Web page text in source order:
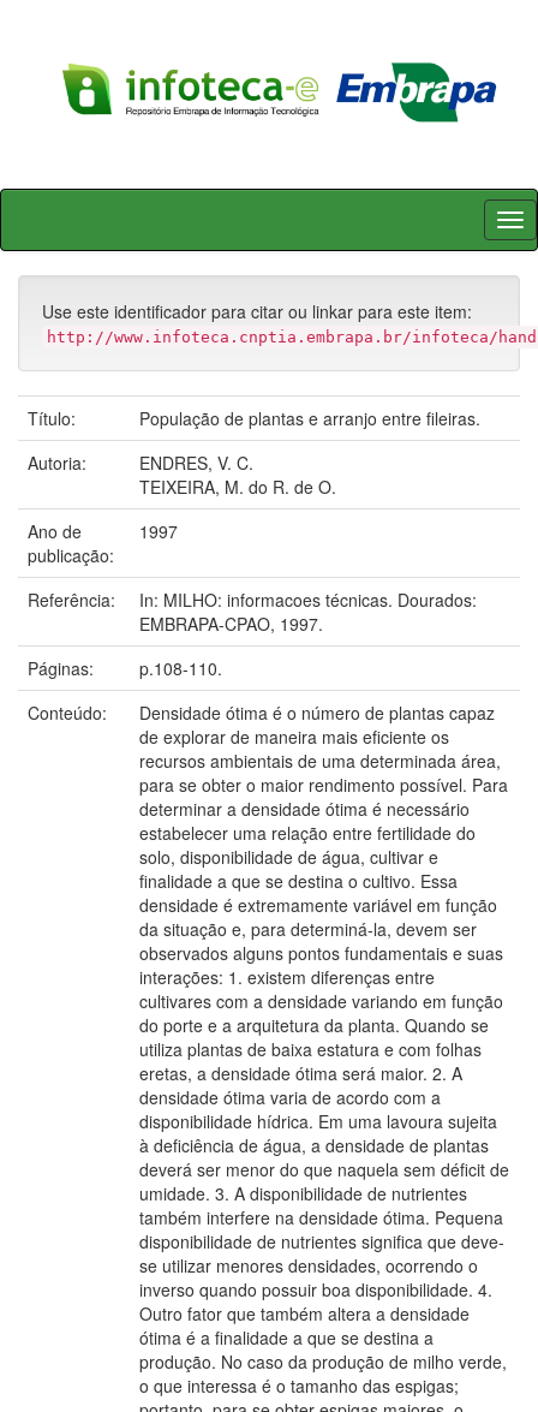
Skip
Use este identificador para citar ou linkar para este item:
http://www.infoteca.cnptia.embrapa.br/infoteca/
Título:
População de plantas e arranjo entre fileiras.
Autoria:
ENDRES, V. C.
TEIXEIRA, M. do R. de O.
Ano de
publicação:
1997
Referência:
In: MILHO: informacoes técnicas. Dourados:
EMBRAPA-CPAO, 1997.
Páginas:
p.108-110.
Conteúdo:
Densidade ótima é o número de plantas capaz
de explorar de maneira mais eficiente os
recursos ambientais de uma determinada área,
para se obter o maior rendimento possível. Para
determinar a densidade ótima é necessário
estabelecer uma relação entre fertilidade do
solo, disponibilidade de água, cultivar e
finalidade a que se destina o cultivo. Essa
densidade é extremamente variável em função
da situação e, para determiná-la, devem ser
observados alguns pontos fundamentais e suas
interações: 1. existem diferenças entre
cultivares com a densidade variando em função
do porte e a arquitetura da planta. Quando se
utiliza plantas de baixa estatura e com folhas
eretas, a densidade ótima será maior. 2. A
densidade ótima varia de acordo com a
disponibilidade hídrica. Em uma lavoura sujeita
à deficiência de água, a densidade de plantas
deverá ser menor do que naquela sem déficit de
umidade. 3. A disponibilidade de nutrientes
também interfere na densidade ótima. Pequena
disponibilidade de nutrientes significa que deve-
se utilizar menores densidades, ocorrendo o
inverso quando possuir boa disponibilidade. 4.
Outro fator que também altera a densidade
ótima é a finalidade a que se destina a
produção. No caso da produção de milho verde,
o que interessa é o tamanho das espigas;